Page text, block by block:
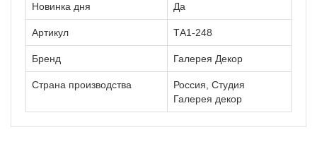
Новинка дня Да
Артикул ТА1-248
Бренд Галерея Декор
Страна производства
Россия, Студия
Галерея декор